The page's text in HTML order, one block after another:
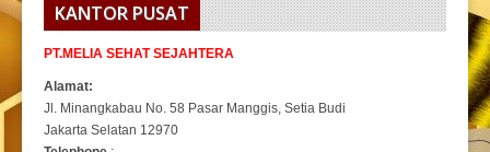
KANTOR PUSAT
PT.MELIA SEHAT SEJAHTERA
Alamat:
Jl. Minangkabau No. 58 Pasar Manggis, Setia Budi
Jakarta Selatan 12970